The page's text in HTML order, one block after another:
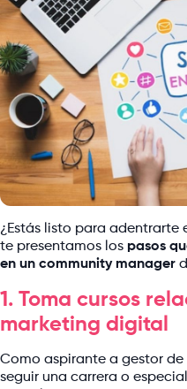
¿Estás listo para adentrarte
te presentamos los pasos
en un community manager
1. Toma cursos
marketing digital
Como aspirante a gestor
seguir una carrera o